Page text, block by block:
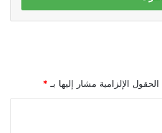
الحقول الإلزامية مشار إليها بـ *